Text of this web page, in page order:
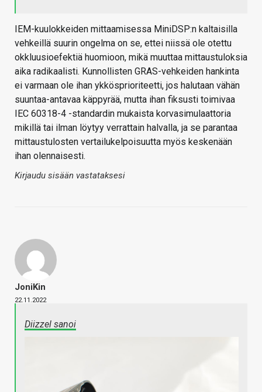
IEM-kuulokkeiden mittaamisessa MiniDSP:n kaltaisilla
vehkeillä suurin ongelma on se, ettei niissä ole otettu
okkluusioefektiä huomioon, mikä muuttaa mittaustuloksia
aika radikaalisti. Kunnollisten GRAS-vehkeiden hankinta
ei varmaan ole ihan ykkösprioriteetti, jos halutaan vähän
suuntaa-antavaa käppyrää, mutta ihan fiksusti toimivaa
IEC 60318-4 -standardin mukaista korvasimulaattoria
mikillä tai ilman löytyy verrattain halvalla, ja se parantaa
mittaustulosten vertailukelpoisuutta myös keskenään
ihan olennaisesti.
Kirjaudu sisään vastataksesi
JoniKin
22.11.2022
Diizzel sanoi